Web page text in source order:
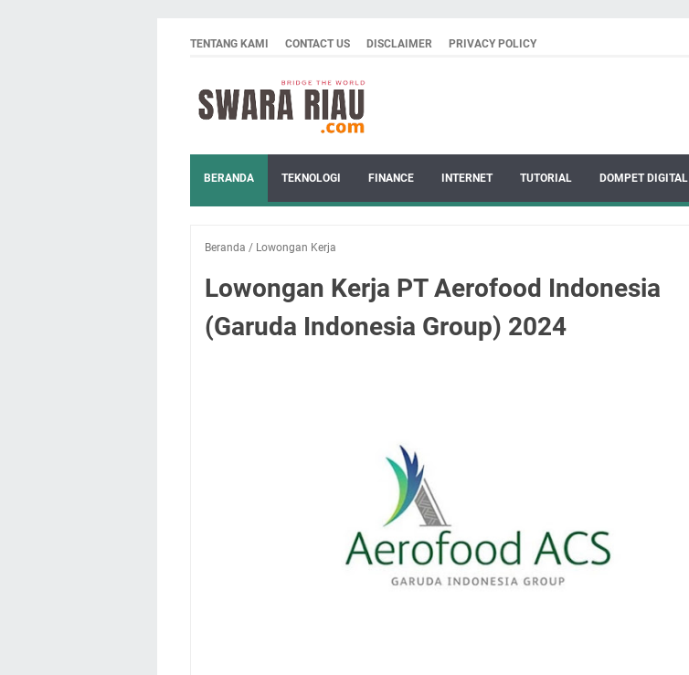
TENTANG KAMI CONTACT US DISCLAIMER PRIVACY POLICY
BERANDA TEKNOLOGI FINANCE INTERNET TUTORIAL DOMPET DIGITAL
Beranda / Lowongan Kerja
Lowongan Kerja PT Aerofood Indonesia
(Garuda Indonesia Group) 2024